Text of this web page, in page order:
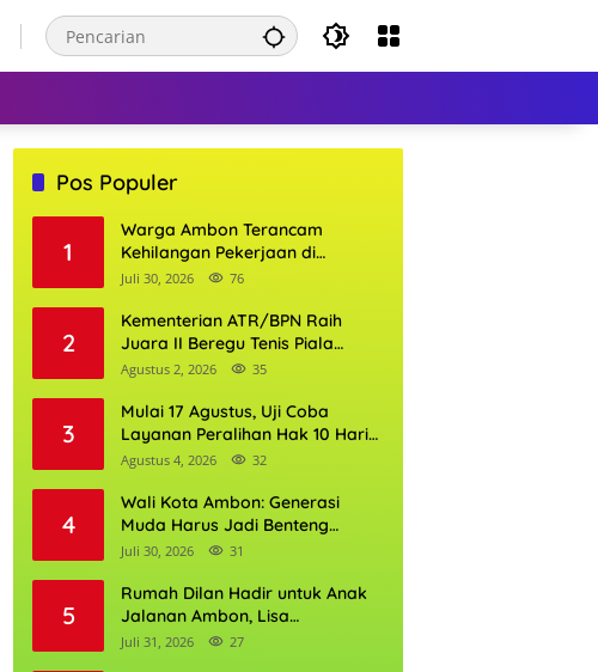
Pos Populer
1
Warga Ambon Terancam
Kehilangan Pekerjaan di
Bandara Pattimura, William
Utamakan Tenaga Kerja Lokal
Juli 30, 2026 76
2
Kementerian ATR/BPN Raih
Juara II Beregu Tenis Piala
Gubernur DKI Jakarta 2026
Agustus 2, 2026 35
3
Mulai 17 Agustus, Uji Coba
Layanan Peralihan Hak 10 Hari
di 15 Kantor Pertanahan
Agustus 4, 2026 32
4
Wali Kota Ambon: Generasi
Muda Harus Jadi Benteng
Kognitif NKRI
Juli 30, 2026 31
5
Rumah Dilan Hadir untuk Anak
Jalanan Ambon, Lisa
Wattimena: Tak Ada Anak yang
Juli 31, 2026 27